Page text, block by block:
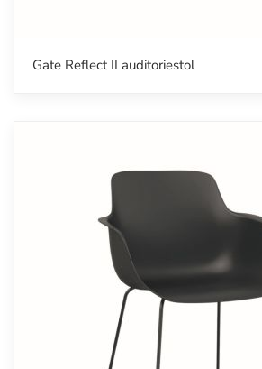
Gate Reflect II auditoriestol